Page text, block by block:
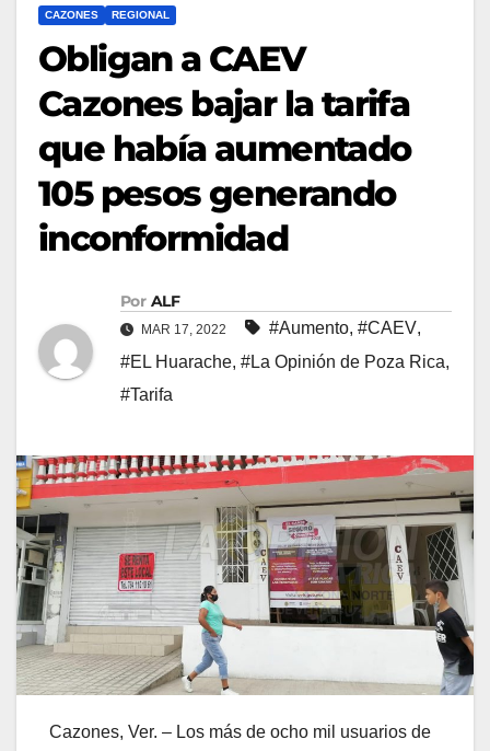
CAZONES REGIONAL
Obligan a CAEV
Cazones bajar la tarifa
que había aumentado
105 pesos generando
inconformidad
Por ALF
MAR 17, 2022 #Aumento, #CAEV,
#EL Huarache, #La Opinión de Poza Rica,
#Tarifa
Cazones, Ver. – Los más de ocho mil usuarios de